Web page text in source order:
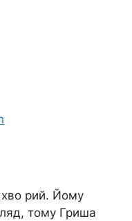
хво рий. Йому
тому Гриша